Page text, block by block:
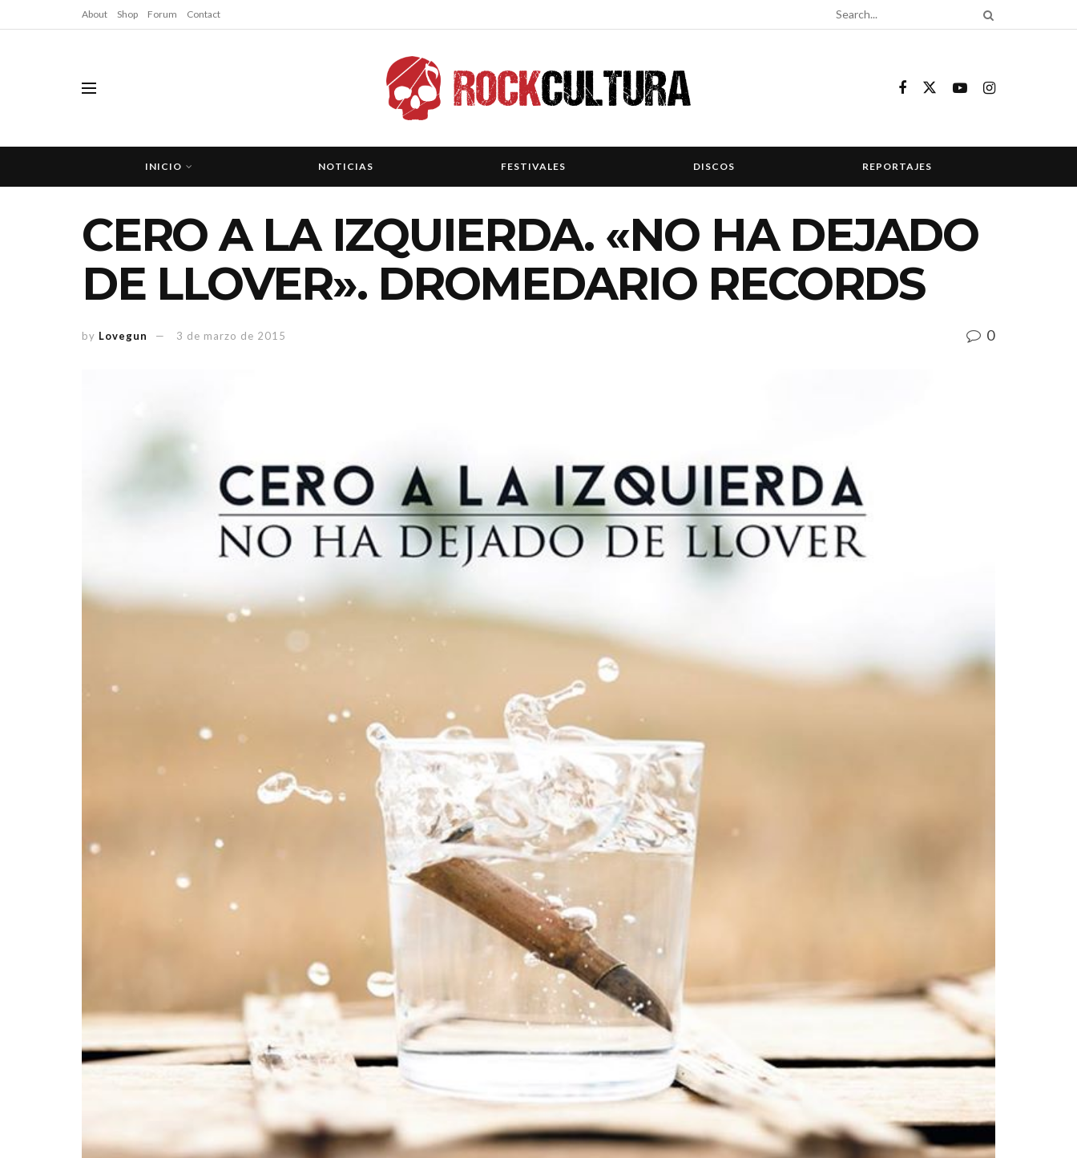
About Shop Forum Contact
INICIO NOTICIAS FESTIVALES DISCOS REPORTAJES
CERO A LA IZQUIERDA. «NO HA DEJADO
DE LLOVER». DROMEDARIO RECORDS
by Lovegun 3 de marzo de 2015 0